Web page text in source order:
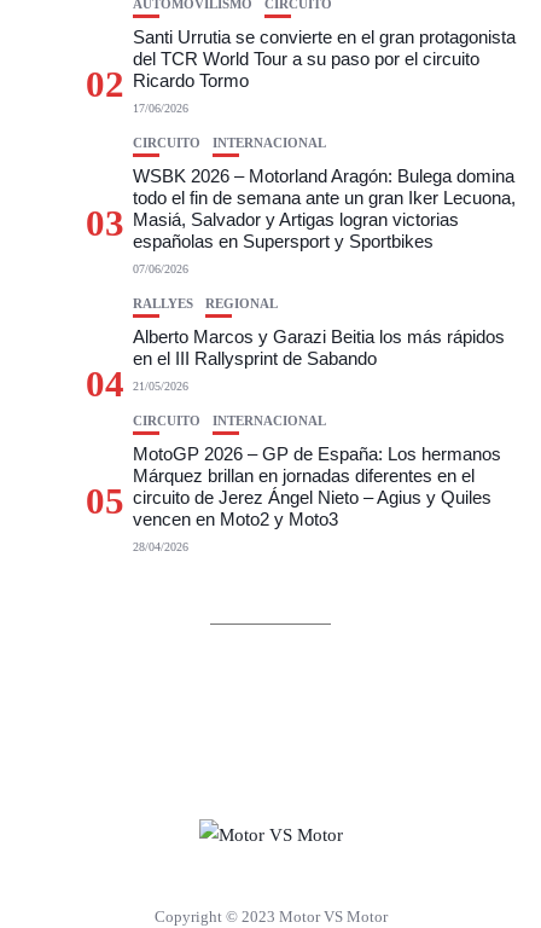
02
AUTOMOVILISMO CIRCUITO
Santi Urrutia se convierte en el gran protagonista
del TCR World Tour a su paso por el circuito
Ricardo Tormo
17/06/2026
03
CIRCUITO INTERNACIONAL
WSBK 2026 – Motorland Aragón: Bulega domina
todo el fin de semana ante un gran Iker Lecuona,
Masiá, Salvador y Artigas logran victorias
españolas en Supersport y Sportbikes
07/06/2026
04
RALLYES REGIONAL
Alberto Marcos y Garazi Beitia los más rápidos
en el III Rallysprint de Sabando
21/05/2026
05
CIRCUITO INTERNACIONAL
MotoGP 2026 – GP de España: Los hermanos
Márquez brillan en jornadas diferentes en el
circuito de Jerez Ángel Nieto – Agius y Quiles
vencen en Moto2 y Moto3
28/04/2026
Copyright © 2023 Motor VS Motor